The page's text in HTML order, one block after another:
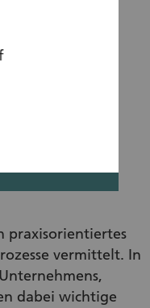
praxisorientiertes
vermittelt. In
dabei wichtige